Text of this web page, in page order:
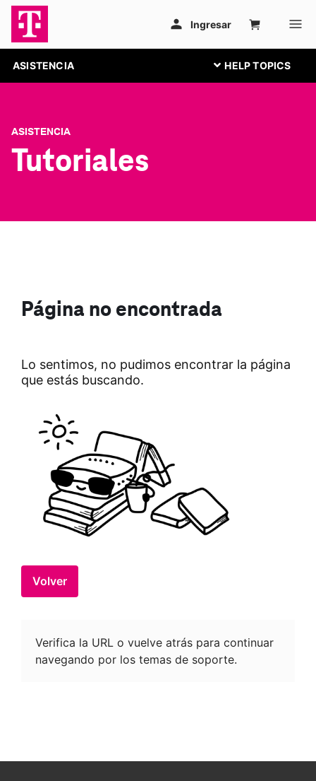
ASISTENCIA
ASISTENCIA
Tutoriales